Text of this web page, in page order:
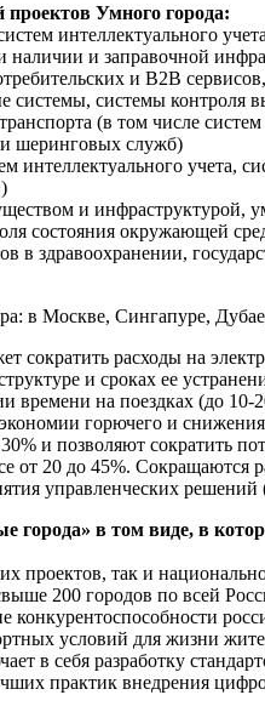
Умного города:
интеллектуального
и заправочной
и B2B
системы контроля
(в том числе
и шеринговых служб)
интеллектуального учета,
и инфраструктурой,
состояния окружающей
здравоохранении,
в Москве, Сингапуре,
сократить расходы на
и сроках ее
на поездках (до
горючего и
и позволяют сократить
от 20 до 45%.
управленческих решений
города» в том виде, в
проектов, так и
200 городов по всей
конкурентоспособности
условий для жизни
в себя разработку
практик внедрения